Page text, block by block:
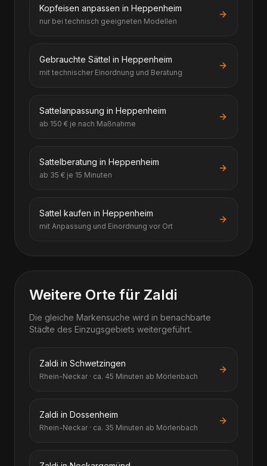
Kopfeisen anpassen in Heppenheim
nur bei technisch geeigneten Modellen
Gebrauchte Sättel in Heppenheim
mit technischer Einordnung und Beratung
Sattelanpassung in Heppenheim
ab 150 € je nach Maßnahme
Sattelberatung in Heppenheim
ab 35 € je 15 Minuten
Sattel kaufen in Heppenheim
mit Anpassung und Einordnung vor Ort
Weitere Orte für Zaldi
Die gleiche Markensuche wird in benachbarte
Städte des Einzugsgebiets weitergeführt.
Zaldi in Schwetzingen
Rhein-Neckar · ca. 45 Minuten ab Mörlenbach
Zaldi in Dossenheim
Rhein-Neckar · ca. 35 Minuten ab Mörlenbach